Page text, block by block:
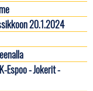
20.1.2024
Espoo - Jokerit -